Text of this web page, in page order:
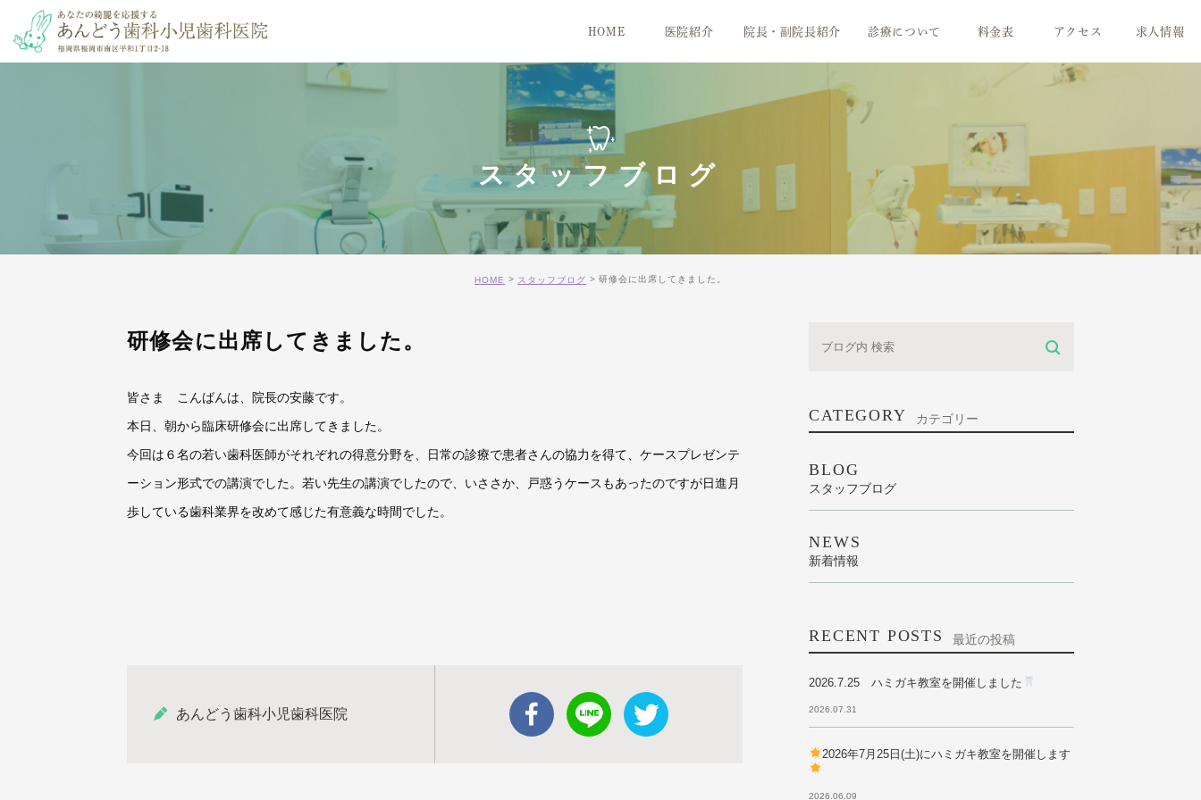
HOME 医院紹介
医院紹介
院内紹介
院長・副院長紹介 診療について
治療の流れ
気持ちいい！お口のメンテナンス
歯周病治療
お子さまの未来のために
より快適な義歯に
料金表 アクセス 求人情報
スタッフブログ
HOME スタッフブログ 研修会に出席してきました。
研修会に出席してきました。
皆さま こんばんは、院長の安藤です。
本日、朝から臨床研修会に出席してきました。
今回は６名の若い歯科医師がそれぞれの得意分野を、日常の診療で患者さんの協力を得て、ケースプレゼンテ
ーション形式での講演でした。若い先生の講演でしたので、いささか、戸惑うケースもあったのですが日進月
歩している歯科業界を改めて感じた有意義な時間でした。
あんどう歯科小児歯科医院
CATEGORY カテゴリー
BLOG
スタッフブログ
NEWS
新着情報
RECENT POSTS 最近の投稿
2026.7.25 ハミガキ教室を開催しました
2026.07.31
2026年7月25日(土)にハミガキ教室を開催します
2026.06.09